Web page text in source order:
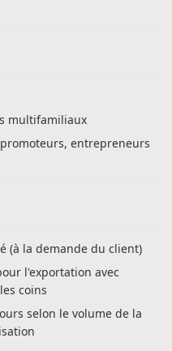
multifamiliaux
entrepreneurs
(à la demande du client)
l'exportation avec
coins
selon le volume de la